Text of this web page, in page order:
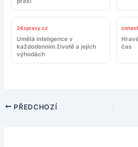
24zpravy.cz
Umělá inteligence v
každodenním životě a jejích
výhodách
čas
PŘEDCHOZÍ